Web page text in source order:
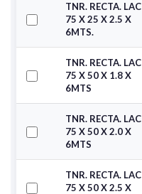
TNR. RECTA. LAC
75 X 25 X 2.5 X
6MTS.
TNR. RECTA. LAC
75 X 50 X 1.8 X
6MTS
TNR. RECTA. LAC
75 X 50 X 2.0 X
6MTS
TNR. RECTA. LAC
75 X 50 X 2.5 X